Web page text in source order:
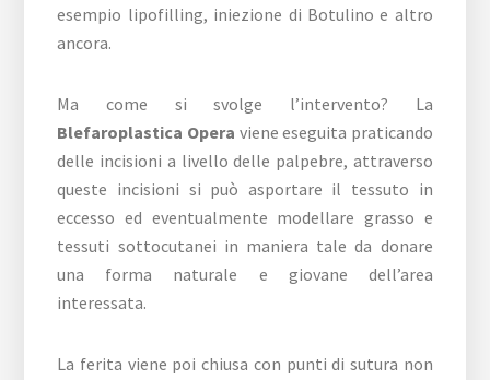
esempio lipofilling, iniezione di Botulino e altro
ancora.
Ma come si svolge l’intervento? La
Blefaroplastica Opera viene eseguita praticando
delle incisioni a livello delle palpebre, attraverso
queste incisioni si può asportare il tessuto in
eccesso ed eventualmente modellare grasso e
tessuti sottocutanei in maniera tale da donare
una forma naturale e giovane dell’area
interessata.
La ferita viene poi chiusa con punti di sutura non